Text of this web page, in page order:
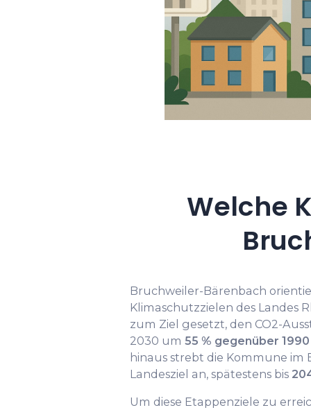
Welche
Bruchweiler-Bärenbach
Klimaschutzzielen des Landes
zum Ziel gesetzt, den CO2-
2030 um 55 % gegenüber 1990
hinaus strebt die Kommune im
Landesziel an, spätestens bis
Um diese Etappenziele zu